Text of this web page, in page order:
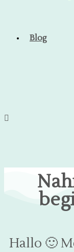
Blog
Hallo 🙂